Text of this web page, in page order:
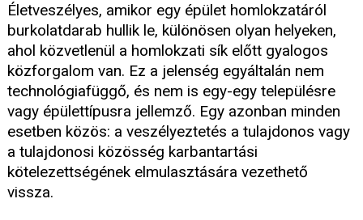
Életveszélyes, amikor egy épület homlokzatáról
burkolatdarab hullik le, különösen olyan helyeken,
ahol közvetlenül a homlokzati sík előtt gyalogos
közforgalom van. Ez a jelenség egyáltalán nem
technológiafüggő, és nem is egy-egy településre
vagy épülettípusra jellemző. Egy azonban minden
esetben közös: a veszélyeztetés a tulajdonos vagy
a tulajdonosi közösség karbantartási
kötelezettségének elmulasztására vezethető
vissza.